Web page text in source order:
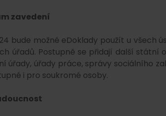
zavedení
bude možné eDoklady použít u
úřadů. Postupně se přidají další státní
úřady, úřady práce, správy sociálního
i pro soukromé osoby.